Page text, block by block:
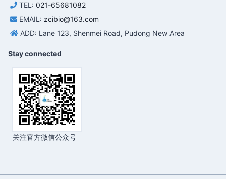
TEL: 021-65681082
EMAIL: zcibio@163.com
ADD: Lane 123, Shenmei Road, Pudong New Area
Stay connected
关注官方微信公众号